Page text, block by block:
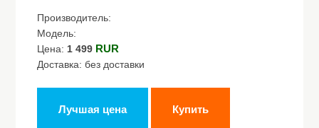
Производитель:
Модель:
Цена: 1 499 RUR
Доставка: без доставки
Лучшая цена Купить